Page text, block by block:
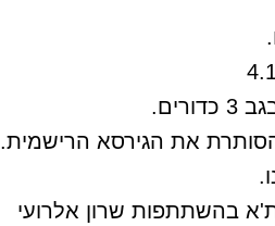
את הגירסא הרישמית.
הבימה בת'א בהשתתפות שרון אלרועי